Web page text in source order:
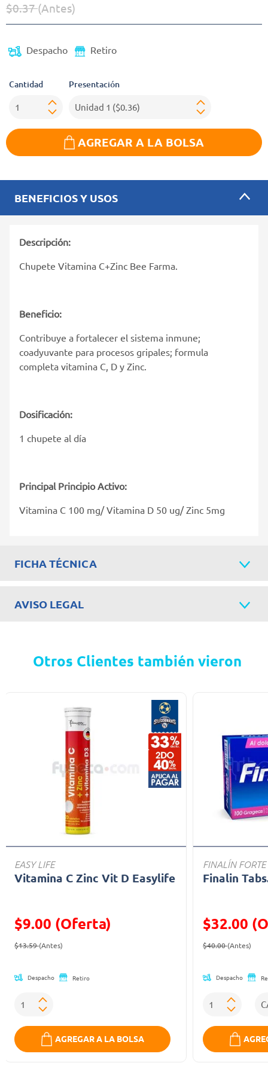
Precio reducido de
$0.37(Antes)
Despacho Retiro
Cantidad Presentación
AGREGAR A LA BOLSA
BENEFICIOS Y USOS
Descripción:
Chupete Vitamina C+Zinc Bee Farma.
Beneficio:
Contribuye a fortalecer el sistema inmune;
coadyuvante para procesos gripales; formula
completa vitamina C, D y Zinc.
Dosificación:
1 chupete al día
Principal Principio Activo:
Vitamina C 100 mg/ Vitamina D 50 ug/ Zinc 5mg
FICHA TÉCNICA
AVISO LEGAL
Otros Clientes también vieron
EASY LIFE
Vitamina C Zinc Vit D Easylife
$9.00 (Oferta)
Precio reducido de
$13.59(Antes)
Despacho Retiro
AGREGAR A LA BOLSA
FINALÍN FORTE
Finalin
$32.00
Precio
$40.00(Antes)
Despacho